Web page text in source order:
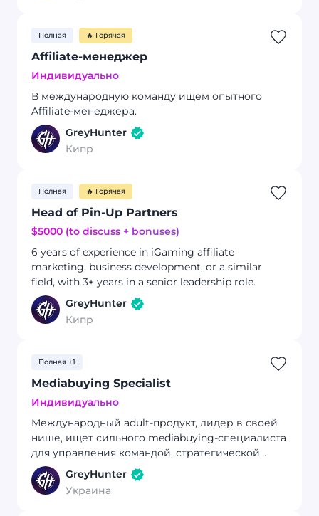
Полная 🔥 Горячая
Affiliate-менеджер
Индивидуально
В международную команду ищем опытного
Affiliate-менеджера.
GreyHunter
Кипр
Полная 🔥 Горячая
Head of Pin-Up Partners
$5000 (to discuss + bonuses)
6 years of experience in iGaming affiliate
marketing, business development, or a similar
field, with 3+ years in a senior leadership role.
GreyHunter
Кипр
Полная +1
Mediabuying Specialist
Индивидуально
Международный adult-продукт, лидер в своей
нише, ищет сильного mediabuying-специалиста
для управления командой, стратегической
работы и взаимодействия с внешними
исполнителями.
GreyHunter
Украина